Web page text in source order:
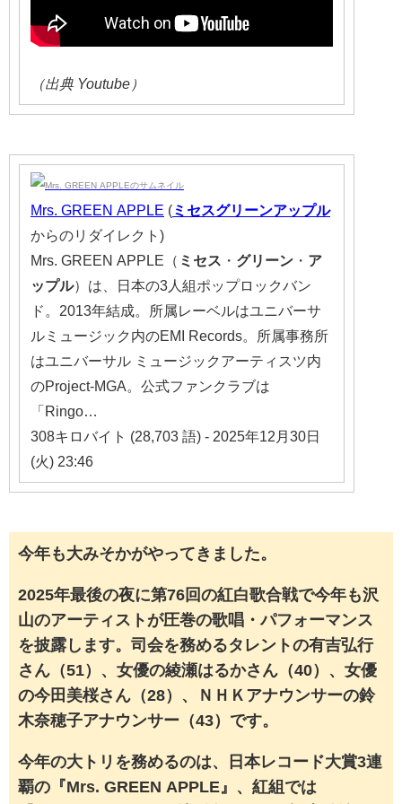
（出典 Youtube）
Mrs. GREEN APPLE (ミセスグリーンアップル
からのリダイレクト)
Mrs. GREEN APPLE（ ミセス ・ グリーン ・ ア
ップル）は、日本の3人組ポップロックバン
ド。2013年結成。所属レーベルはユニバーサ
ルミュージック内のEMI Records。所属事務所
はユニバーサル ミュージックアーティスツ内
のProject-MGA。公式ファンクラブは
「Ringo…
308キロバイト (28,703 語) - 2025年12月30日
(火) 23:46
今年も大みそかがやってきました。
2025年最後の夜に第76回の紅白歌合戦で今年も沢
山のアーティストが圧巻の歌唱・パフォーマンス
を披露します。 司会を務めるタレントの有吉弘行
さん（51）、女優の綾瀬はるかさん（40）、女優
の今田美桜さん（28）、ＮＨＫアナウンサーの鈴
木奈穂子アナウンサー（43）です。
今年の大トリを務めるのは、日本レコード大賞3連
覇の『Mrs. GREEN APPLE』、紅組では